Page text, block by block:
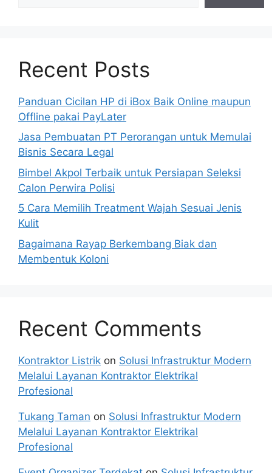
Recent Posts
Panduan Cicilan HP di iBox Baik Online maupun
Offline pakai PayLater
Jasa Pembuatan PT Perorangan untuk Memulai
Bisnis Secara Legal
Bimbel Akpol Terbaik untuk Persiapan Seleksi
Calon Perwira Polisi
5 Cara Memilih Treatment Wajah Sesuai Jenis
Kulit
Bagaimana Rayap Berkembang Biak dan
Membentuk Koloni
Recent Comments
Kontraktor Listrik on Solusi Infrastruktur Modern
Melalui Layanan Kontraktor Elektrikal
Profesional
Tukang Taman on Solusi Infrastruktur Modern
Melalui Layanan Kontraktor Elektrikal
Profesional